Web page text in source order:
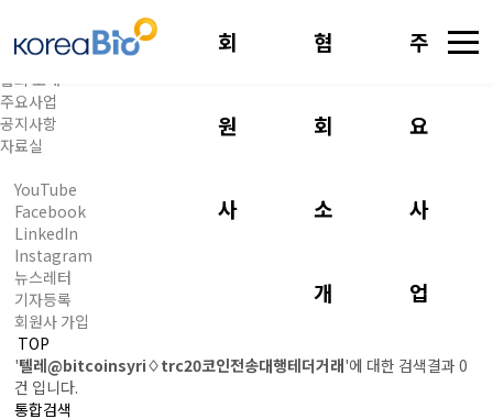
회
원
사
협
회
소
개
주
요
사
업
회원사
협회 소개
주요사업
공지사항
자료실
YouTube
Facebook
LinkedIn
Instagram
뉴스레터
기자등록
회원사 가입
TOP
'텔레@bitcoinsyri♢trc20코인전송대행테더거래'에 대한 검색결과0
건 입니다.
통합검색